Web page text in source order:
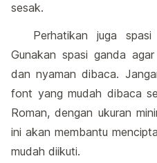
sesak.
Perhatikan juga
Gunakan spasi ganda
dan nyaman dibaca.
font yang mudah dibaca
Roman, dengan ukuran
ini akan membantu
mudah diikuti.